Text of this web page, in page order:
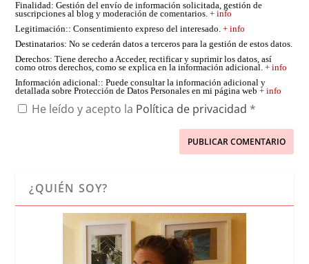
Finalidad: Gestión del envío de información solicitada, gestión de
suscripciones al blog y moderación de comentarios.+ info
Legitimación:: Consentimiento expreso del interesado.+ info
Destinatarios: No se cederán datos a terceros para la gestión de estos datos.
Derechos: Tiene derecho a Acceder, rectificar y suprimir los datos, así
como otros derechos, como se explica en la información adicional.+ info
Información adicional:: Puede consultar la información adicional y
detallada sobre Protección de Datos Personales en mi página web+ info
He leído y acepto la Política de privacidad *
¿QUIÉN SOY?